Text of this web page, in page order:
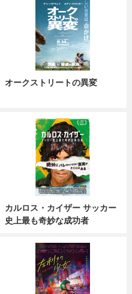
オークストリートの異変
カルロス・カイザー サッカー
史上最も奇妙な成功者